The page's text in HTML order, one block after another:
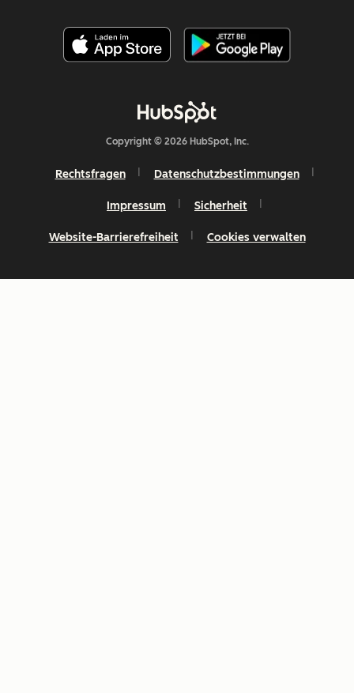
Copyright © 2026 HubSpot, Inc.
Rechtsfragen Datenschutzbestimmungen
Impressum Sicherheit
Website-Barrierefreiheit Cookies verwalten